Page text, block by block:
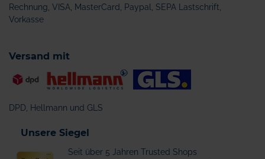
Rechnung, VISA, MasterCard, Paypal, SEPA Lastschrift,
Vorkasse
Versand mit
DPD, Hellmann und GLS
Unsere Siegel
Seit über 5 Jahren Trusted Shops